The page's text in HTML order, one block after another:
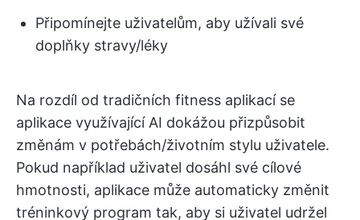
Připomínejte uživatelům, aby užívali své
doplňky stravy/léky
Na rozdíl od tradičních fitness aplikací se
aplikace využívající AI dokážou přizpůsobit
změnám v potřebách/životním stylu uživatele.
Pokud například uživatel dosáhl své cílové
hmotnosti, aplikace může automaticky změnit
tréninkový program tak, aby si uživatel udržel